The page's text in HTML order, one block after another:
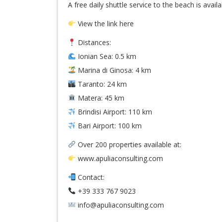
A free daily shuttle service to the beach is
View the link here
Distances:
Ionian Sea: 0.5 km
Marina di Ginosa: 4 km
Taranto: 24 km
Matera: 45 km
Brindisi Airport: 110 km
Bari Airport: 100 km
Over 200 properties available at:
www.apuliaconsulting.com
Contact:
+39 333 767 9023
info@apuliaconsulting.com